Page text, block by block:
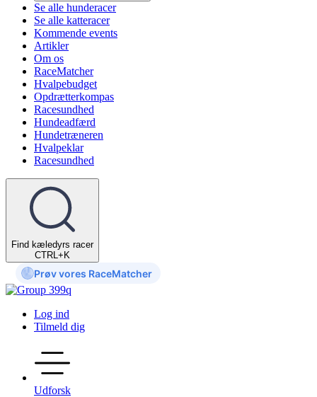
Se alle hunderacer
Se alle katteracer
Kommende events
Artikler
Om os
RaceMatcher
Hvalpebudget
Opdrætterkompas
Racesundhed
Hundeadfærd
Hundetræneren
Hvalpeklar
Racesundhed
Find kæledyrs racer
CTRL+K
Prøv vores RaceMatcher
Log ind
Tilmeld dig
Udforsk